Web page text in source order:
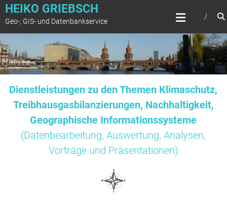
Zum
springen
HEIKO GRIEBSCH
Geo-, GIS- und Datenbankservice
Dienstleistungen zu den Themen Klimaschutz,
Treibhausgasbilanzierungen, Nachhaltigkeit,
Geographische Informationssysteme
(Datenbearbeitung, Auswertung, Analysen,
Vorträge und Präsentationen)